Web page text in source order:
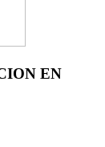
EN